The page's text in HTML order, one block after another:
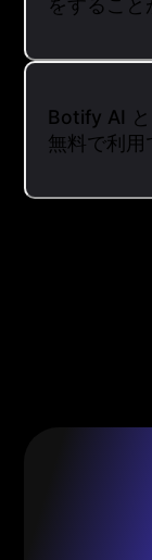
をすること
Botify AI
無料で利用